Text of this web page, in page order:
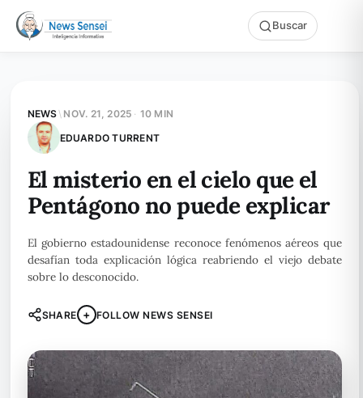
Buscar
NEWS\ NOV. 21, 2025 · 10 MIN
EDUARDO TURRENT
El misterio en el cielo que el
Pentágono no puede explicar
El gobierno estadounidense reconoce fenómenos aéreos que
desafían toda explicación lógica reabriendo el viejo debate
sobre lo desconocido.
SHARE + FOLLOW NEWS SENSEI